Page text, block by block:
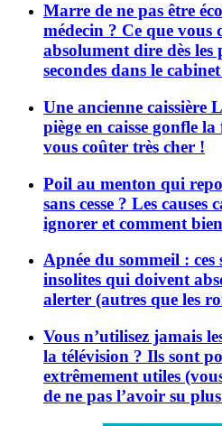
Marre de ne pas être
médecin ? Ce que vous
absolument dire dès les
secondes dans le
Une ancienne caissière
piège en caisse gonfle
vous coûter très cher !
Poil au menton qui
sans cesse ? Les causes
ignorer et comment
Apnée du sommeil : ces
insolites qui doivent
alerter (autres que les
Vous n’utilisez jamais
la télévision ? Ils sont
extrêmement utiles
de ne pas l’avoir su